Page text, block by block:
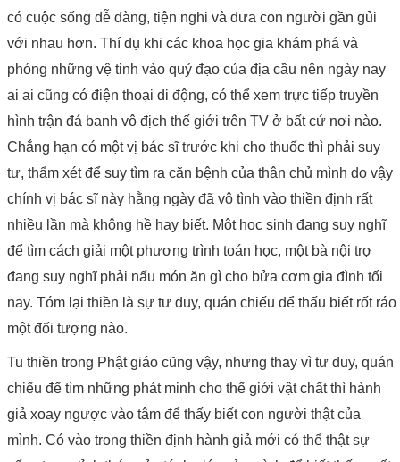
có cuộc sống dễ dàng, tiện nghi và đưa con người gần gủi
với nhau hơn. Thí dụ khi các khoa học gia khám phá và
phóng những vệ tinh vào quỷ đạo của địa cầu nên ngày nay
ai ai cũng có điện thoại di động, có thể xem trực tiếp truyền
hình trận đá banh vô địch thế giới trên TV ở bất cứ nơi nào.
Chẳng hạn có một vị bác sĩ trước khi cho thuốc thì phải suy
tư, thẩm xét để suy tìm ra căn bệnh của thân chủ mình do vậy
chính vị bác sĩ này hằng ngày đã vô tình vào thiền định rất
nhiều lần mà không hề hay biết. Một học sinh đang suy nghĩ
để tìm cách giải một phương trình toán học, một bà nội trợ
đang suy nghĩ phải nấu món ăn gì cho bửa cơm gia đình tối
nay. Tóm lại thiền là sự tư duy, quán chiếu để thấu biết rốt ráo
một đối tượng nào.
Tu thiền trong Phật giáo cũng vậy, nhưng thay vì tư duy, quán
chiếu để tìm những phát minh cho thế giới vật chất thì hành
giả xoay ngược vào tâm để thấy biết con người thật của
mình. Có vào trong thiền định hành giả mới có thể thật sự